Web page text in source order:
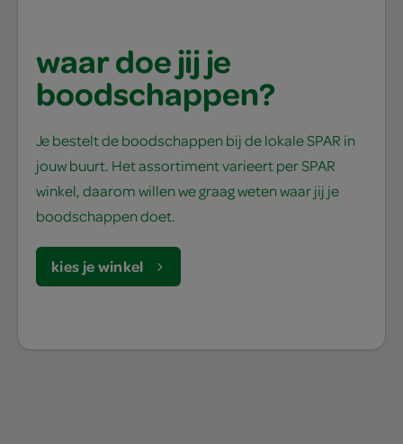
waar doe jij je
boodschappen?
Je bestelt de boodschappen bij de lokale SPAR in
jouw buurt. Het assortiment varieert per SPAR
winkel, daarom willen we graag weten waar jij je
boodschappen doet.
kies je winkel